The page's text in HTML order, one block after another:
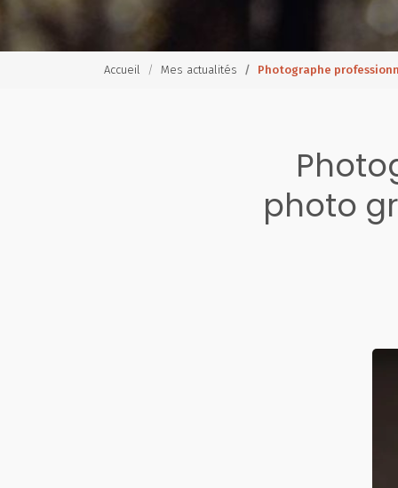
Accueil Mes actualités Photographe
photo